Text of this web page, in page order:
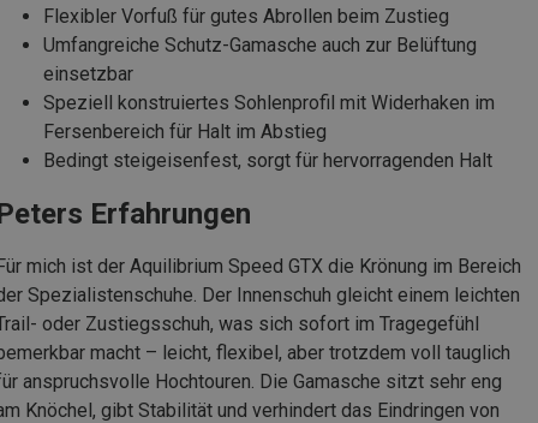
Flexibler Vorfuß für gutes Abrollen beim Zustieg
Umfangreiche Schutz-Gamasche auch zur Belüftung
einsetzbar
Speziell konstruiertes Sohlenprofil mit Widerhaken im
Fersenbereich für Halt im Abstieg
Bedingt steigeisenfest, sorgt für hervorragenden Halt
Erfahrungen
mich ist der Aquilibrium Speed GTX die Krönung im Bereich
Spezialistenschuhe. Der Innenschuh gleicht einem leichten
oder Zustiegsschuh, was sich sofort im Tragegefühl
macht – leicht, flexibel, aber trotzdem voll tauglich
anspruchsvolle Hochtouren. Die Gamasche sitzt sehr eng
Knöchel, gibt Stabilität und verhindert das Eindringen von